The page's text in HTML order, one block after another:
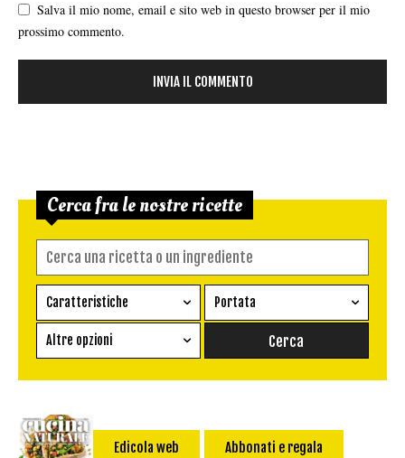
Salva il mio nome, email e sito web in questo browser per il mio
prossimo commento.
Cerca fra le nostre ricette
Caratteristiche
Ricetta vegetariana
Senza glutine
senza uova
Vegan
Portata
Conserva
Pane
Altre opzioni
Impatto Glicemico:Edicola web Abbonati e regala